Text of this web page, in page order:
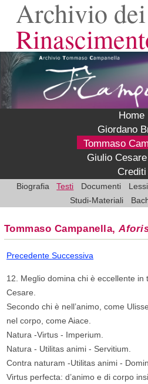
Archivio
Home
Giordano
Tommaso
Giulio
Crediti
Biografia Testi Documenti
Studi-Materiali
Tommaso Campanella,
PrecedenteSuccessiva
12. Meglio domina chi è eccellente in
Cesare.
Secondo chi è nell’animo, come
nel corpo, come Aiace.
Natura -Virtus - Imperium.
Natura - Utilitas animi - Servitium.
Contra naturam -Utilitas animi -
Virtus perfecta: d’animo e di corpo